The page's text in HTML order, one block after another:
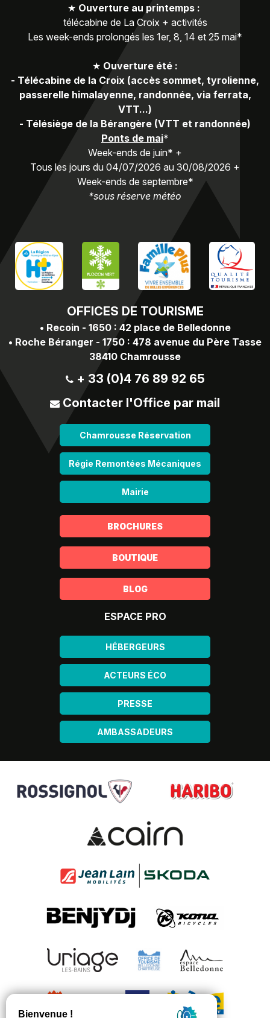
OFFICES DE TOURISME
• Recoin - 1650 : 42 place de Belledonne
• Roche Béranger - 1750 : 478 avenue du Père Tasse
38410 Chamrousse
+ 33 (0)4 76 89 92 65
Contacter l'Office par mail
Chamrousse Réservation
Régie Remontées Mécaniques
Mairie
★ Ouverture au printemps :
télécabine de La Croix + activités
Les week-ends prolongés les 1er, 8, 14 et 25 mai*
★ Ouverture été :
- Télécabine de la Croix (accès sommet, tyrolienne,
passerelle himalayenne, randonnée, via ferrata,
VTT...)
- Télésiège de la Bérangère (VTT et randonnée)
Ponts de mai*
Week-ends de juin* +
Tous les jours du 04/07/2026 au 30/08/2026 +
Week-ends de septembre*
*sous réserve météo
BROCHURES
BOUTIQUE
BLOG
ESPACE PRO
HÉBERGEURS
ACTEURS ÉCO
PRESSE
AMBASSADEURS